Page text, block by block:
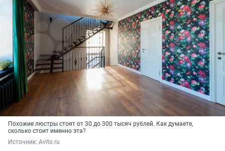
Похожие люстры стоят от 30 до 300 тысяч рублей. Как думаете,
сколько стоит именно эта?
Источник: Avito.ru